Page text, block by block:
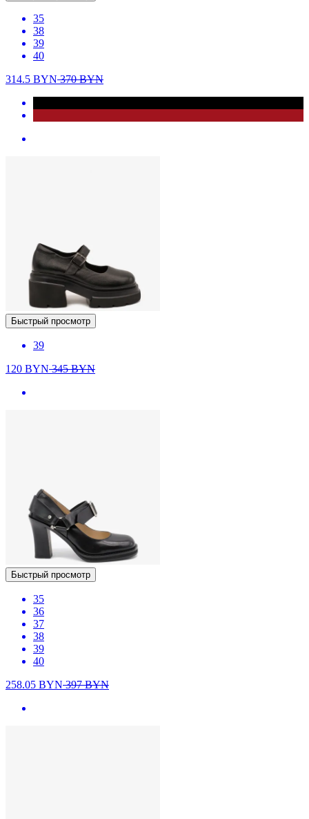
35
38
39
40
314.5 BYN370BYN
Быстрый просмотр
39
120 BYN345BYN
Быстрый просмотр
35
36
37
38
39
40
258.05 BYN397BYN